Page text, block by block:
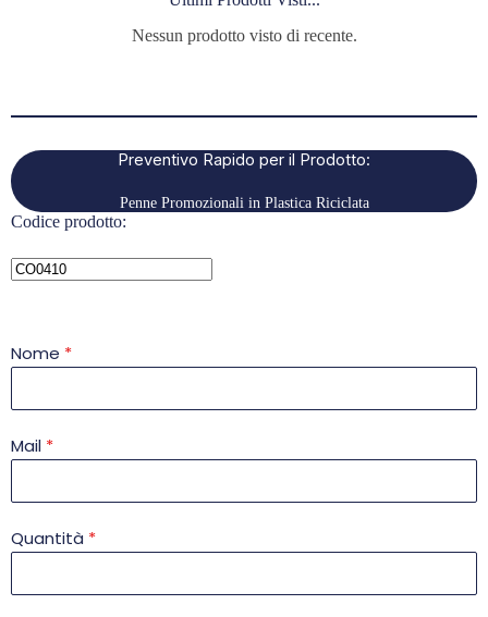
Nessun prodotto visto di recente.
Preventivo Rapido per il Prodotto:
Penne Promozionali in Plastica Riciclata
Codice prodotto:
Nome *
Mail *
Quantità *